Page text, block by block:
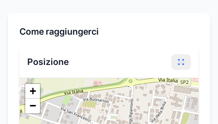
Come raggiungerci
Posizione
+
−